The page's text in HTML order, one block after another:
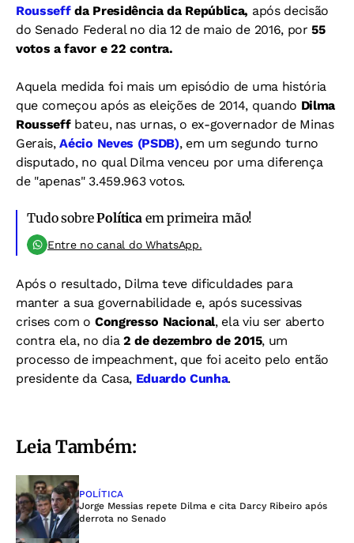
Rousseffda Presidência da República, após decisão
do Senado Federal no dia 12 de maio de 2016, por55
votos a favor e 22 contra.
Aquela medida foi mais um episódio de uma história
que começou após as eleições de 2014, quando Dilma
Rousseff bateu, nas urnas, o ex-governador de Minas
Gerais,Aécio Neves (PSDB), em um segundo turno
disputado, no qual Dilma venceu por uma diferença
de "apenas" 3.459.963 votos.
Tudo sobrePolítica em primeira mão!
Entre no canal do WhatsApp.
Após o resultado, Dilma teve dificuldades para
manter a sua governabilidade e, após sucessivas
crises com o Congresso Nacional, ela viu ser aberto
contra ela, no dia 2 de dezembro de 2015, um
processo de impeachment, que foi aceito pelo então
presidente da Casa, Eduardo Cunha.
Leia Também:
POLÍTICA
Jorge Messias repete Dilma e cita Darcy Ribeiro após
derrota no Senado